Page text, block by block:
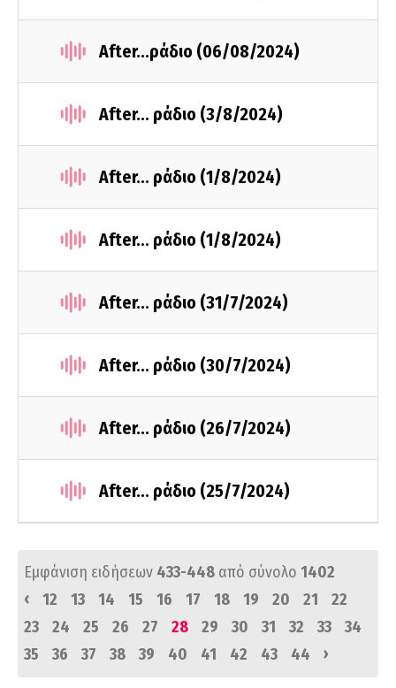
After...ράδιο (06/08/2024)
After... ράδιο (3/8/2024)
After... ράδιο (1/8/2024)
After... ράδιο (1/8/2024)
After... ράδιο (31/7/2024)
After... ράδιο (30/7/2024)
After... ράδιο (26/7/2024)
After... ράδιο (25/7/2024)
Εμφάνιση ειδήσεων 433-448 από σύνολο 1402
‹
12 13 14 15 16 17 18 19 20 21
22
23
24 25 26 27 28 29 30 31 32 33
34
35
36 37 38 39 40 41 42 43 44 ›